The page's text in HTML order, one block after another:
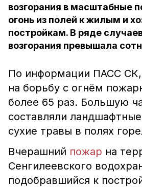
возгорания в масштабные
огонь из полей к жилым и
постройкам. В ряде
возгорания превышала
По информации ПАСС СК,
на борьбу с огнём
более 65 раз. Большую
составляли
сухие травы в полях
Вчерашний пожар на
Сенгилеевского
подобравшийся к